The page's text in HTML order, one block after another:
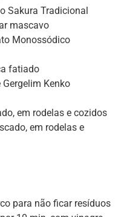
Sakura Tradicional
mascavo
Monossódico
fatiado
Kenko
em rodelas e cozidos
em rodelas e
para não ficar resíduos